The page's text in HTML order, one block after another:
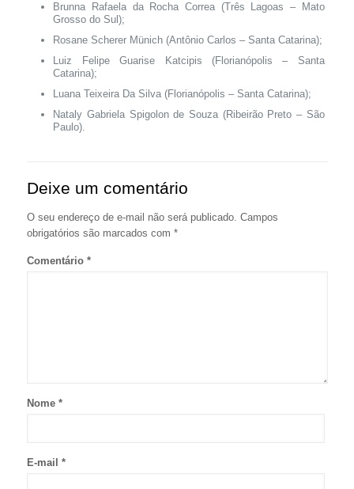
Brunna Rafaela da Rocha Correa (Três Lagoas – Mato
Grosso do Sul);
Rosane Scherer Münich (Antônio Carlos – Santa Catarina);
Luiz Felipe Guarise Katcipis (Florianópolis – Santa
Catarina);
Luana Teixeira Da Silva (Florianópolis – Santa Catarina);
Nataly Gabriela Spigolon de Souza (Ribeirão Preto – São
Paulo).
Deixe um comentário
O seu endereço de e-mail não será publicado. Campos
obrigatórios são marcados com *
Comentário *
Nome *
E-mail *